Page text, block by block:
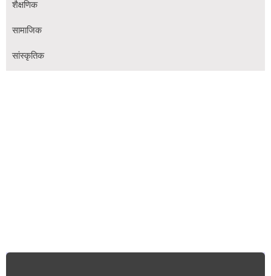
शैक्षणिक
सामाजिक
सांस्कृतिक